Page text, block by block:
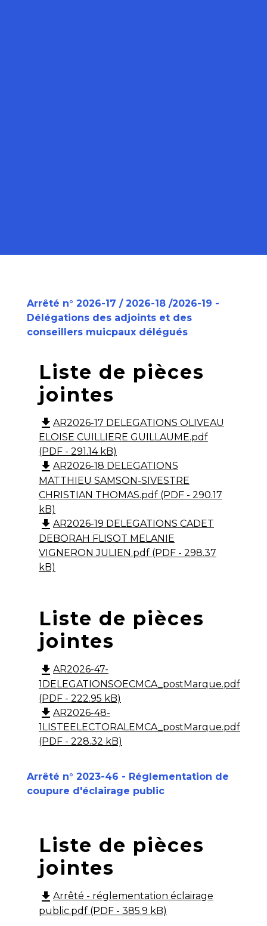
Arrêté n° 2026-17 / 2026-18 /2026-19 -
Délégations des adjoints et des
conseillers muicpaux délégués
Liste de pièces
jointes
file_download AR2026-17 DELEGATIONS OLIVEAU
ELOISE CUILLIERE GUILLAUME.pdf
(PDF - 291.14 kB)
file_download AR2026-18 DELEGATIONS
MATTHIEU SAMSON-SIVESTRE
CHRISTIAN THOMAS.pdf (PDF - 290.17
kB)
file_download AR2026-19 DELEGATIONS CADET
DEBORAH FLISOT MELANIE
VIGNERON JULIEN.pdf (PDF - 298.37
kB)
Liste de pièces
jointes
file_download AR2026-47-
1DELEGATIONSOECMCA_postMarque.pdf
(PDF - 222.95 kB)
file_download AR2026-48-
1LISTEELECTORALEMCA_postMarque.pdf
(PDF - 228.32 kB)
Arrêté n° 2023-46 - Réglementation de
coupure d'éclairage public
Liste de pièces
jointes
file_download Arrêté - réglementation éclairage
public.pdf (PDF - 385.9 kB)